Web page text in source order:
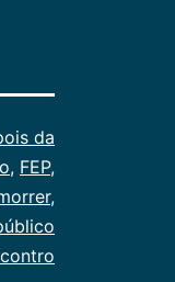
da
, FEP,
,